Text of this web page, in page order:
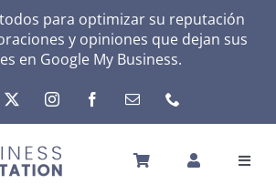
para optimizar su reputación
y opiniones que dejan sus
en Google My Business.